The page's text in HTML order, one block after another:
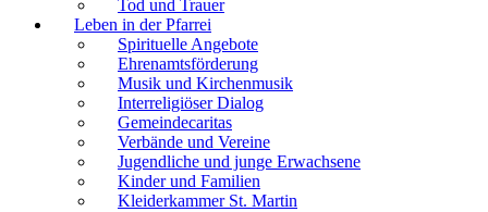
Tod und Trauer
Leben in der Pfarrei
Spirituelle Angebote
Ehrenamtsförderung
Musik und Kirchenmusik
Interreligiöser Dialog
Gemeindecaritas
Verbände und Vereine
Jugendliche und junge Erwachsene
Kinder und Familien
Kleiderkammer St. Martin